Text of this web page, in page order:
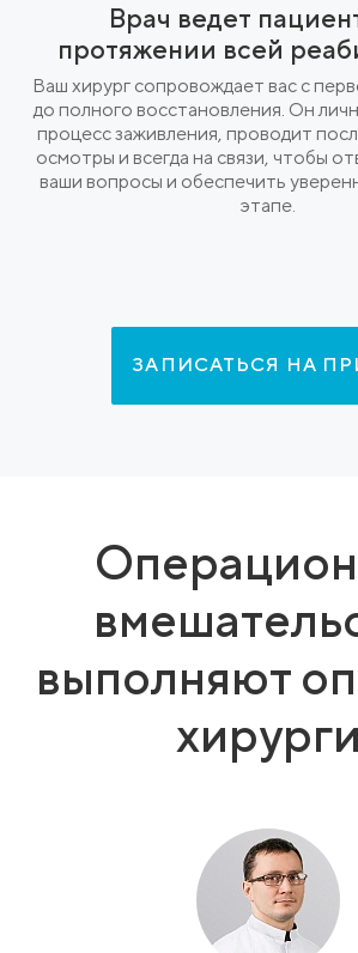
Врач ведет
протяжении всей
Ваш хирург сопровождает вас с
до полного восстановления. Он
процесс заживления, проводит
осмотры и всегда на связи, чтобы
ваши вопросы и обеспечить
этапе.
ЗАПИСАТЬСЯ НА
выполняют
хирурги